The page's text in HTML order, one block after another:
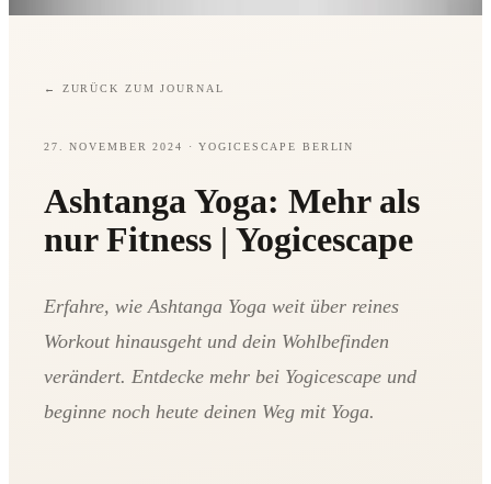
← ZURÜCK ZUM JOURNAL
27. NOVEMBER 2024 · YOGICESCAPE BERLIN
Ashtanga Yoga: Mehr als
nur Fitness | Yogicescape
Erfahre, wie Ashtanga Yoga weit über reines
Workout hinausgeht und dein Wohlbefinden
verändert. Entdecke mehr bei Yogicescape und
beginne noch heute deinen Weg mit Yoga.